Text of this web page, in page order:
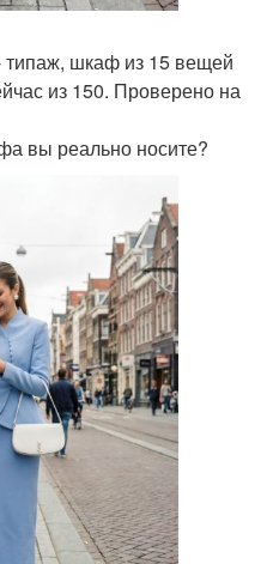
типаж, шкаф из 15 вещей
из 150. Проверено на
вы реально носите?